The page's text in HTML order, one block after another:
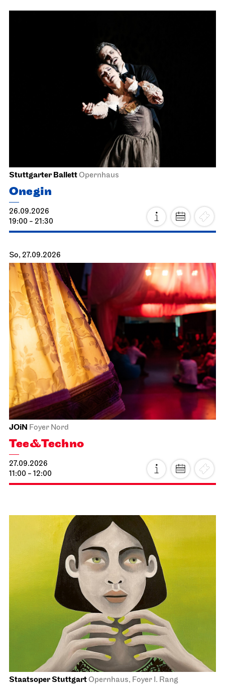
Stuttgarter BallettOpernhaus
Onegin
26.09.2026
19:00 - 21:30
So, 27.09.2026
JOiN Foyer Nord
Tee&Techno
27.09.2026
11:00 - 12:00
Staatsoper StuttgartOpernhaus, Foyer I. Rang